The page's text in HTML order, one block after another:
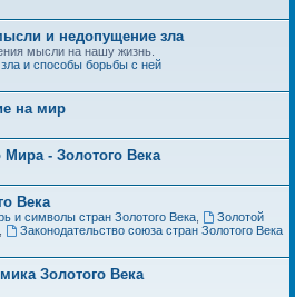
и недопущение зла
мысли на нашу жизнь.
и способы борьбы с ней
на мир
- Золотого Века
Века
и символы стран Золотого Века,
Золотой
Законодательство союза стран Золотого Века
Золотого Века